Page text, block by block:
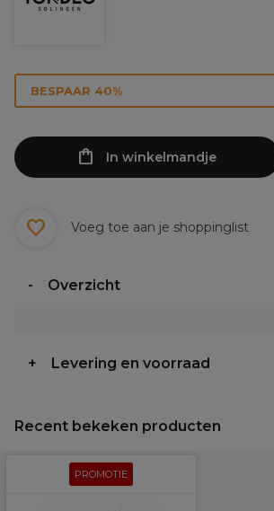
BESPAAR 40%
In winkelmandje
Voeg toe aan je shoppinglist
Overzicht
Levering en voorraad
Recent bekeken producten
PROMOTIE